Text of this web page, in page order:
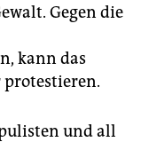
Gegen die
kann das
protestieren.
und all